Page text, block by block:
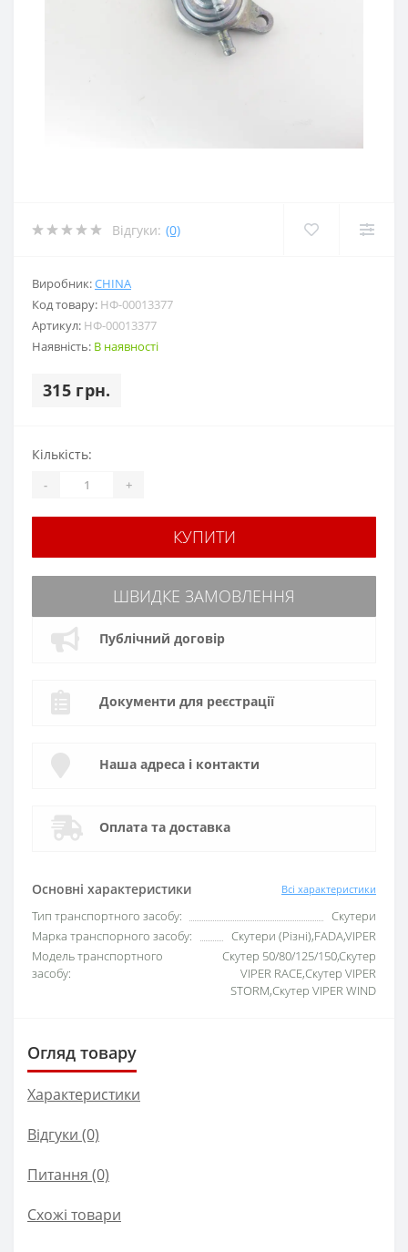
Відгуки: (0)
Виробник:CHINA
Код товару: НФ-00013377
Артикул: НФ-00013377
Наявність: В наявності
315 грн.
Основні характеристики Всі характеристики
Тип транспортного засобу:
Скутери
Марка транспорного засобу:
Скутери (Різні),FADA,VIPER
Модель транспортного
засобу:
Скутер 50/80/125/150,Скутер
VIPER RACE,Скутер VIPER
STORM,Скутер VIPER WIND
Кількість:
- +
КУПИТИ
ШВИДКЕ ЗАМОВЛЕННЯ
Публічний договір
Документи для реєстрації
Наша адреса і контакти
Оплата та доставка
Огляд товару
Характеристики
Відгуки (0)
Питання (0)
Схожі товари